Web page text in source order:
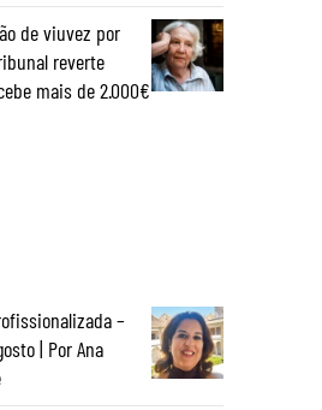
de viuvez por
reverte
mais de 2.000€
–
| Por Ana